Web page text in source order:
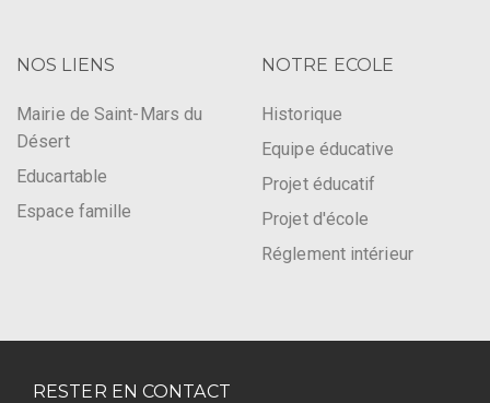
NOS LIENS
Mairie de Saint-Mars du
Désert
Educartable
Espace famille
NOTRE ECOLE
Historique
Equipe éducative
Projet éducatif
Projet d'école
Réglement intérieur
RESTER EN CONTACT